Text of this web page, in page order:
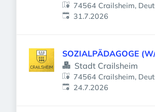
74564 Crailsheim,
Veröffentlicht:
31.7.2026
SOZIALPÄDAGOGE
Stadt Crailsheim
74564 Crailsheim,
Veröffentlicht:
24.7.2026